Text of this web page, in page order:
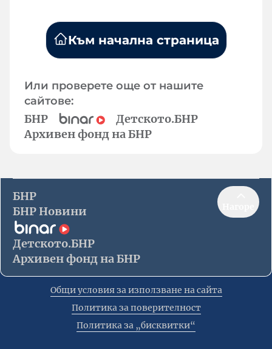
Към начална страница
Или проверете още от нашите
сайтове:
БНР
Детското.БНР
Архивен фонд на БНР
БНР
БНР Новини
Детското.БНР
Архивен фонд на БНР
Общи условия за използване на сайта
Политика за поверителност
Политика за „бисквитки“